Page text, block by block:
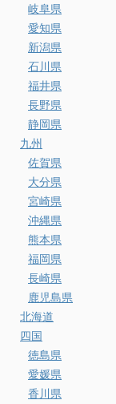
岐阜県
愛知県
新潟県
石川県
福井県
長野県
静岡県
九州
佐賀県
大分県
宮崎県
沖縄県
熊本県
福岡県
長崎県
鹿児島県
北海道
四国
徳島県
愛媛県
香川県